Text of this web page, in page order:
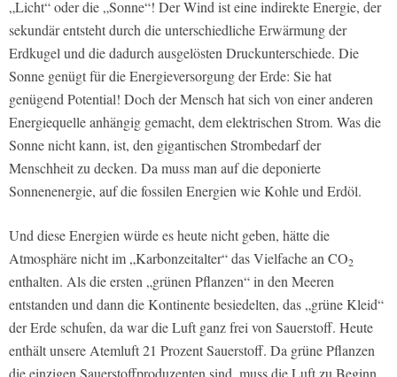
„Licht“ oder die „Sonne“! Der Wind ist eine indirekte Energie, der
sekundär entsteht durch die unterschiedliche Erwärmung der
Erdkugel und die dadurch ausgelösten Druckunterschiede. Die
Sonne genügt für die Energieversorgung der Erde: Sie hat
genügend Potential! Doch der Mensch hat sich von einer anderen
Energiequelle anhängig gemacht, dem elektrischen Strom. Was die
Sonne nicht kann, ist, den gigantischen Strombedarf der
Menschheit zu decken. Da muss man auf die deponierte
Sonnenenergie, auf die fossilen Energien wie Kohle und Erdöl.
Und diese Energien würde es heute nicht geben, hätte die
Atmosphäre nicht im „Karbonzeitalter“ das Vielfache an CO2
enthalten. Als die ersten „grünen Pflanzen“ in den Meeren
entstanden und dann die Kontinente besiedelten, das „grüne Kleid“
der Erde schufen, da war die Luft ganz frei von Sauerstoff. Heute
enthält unsere Atemluft 21 Prozent Sauerstoff. Da grüne Pflanzen